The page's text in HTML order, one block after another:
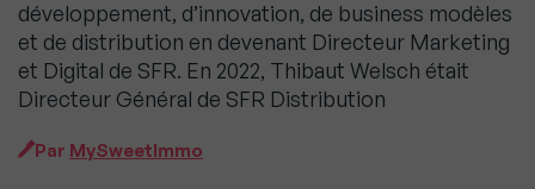
développement, d’innovation, de business modèles
et de distribution en devenant Directeur Marketing
et Digital de SFR. En 2022, Thibaut Welsch était
Directeur Général de SFR Distribution
Par MySweetImmo